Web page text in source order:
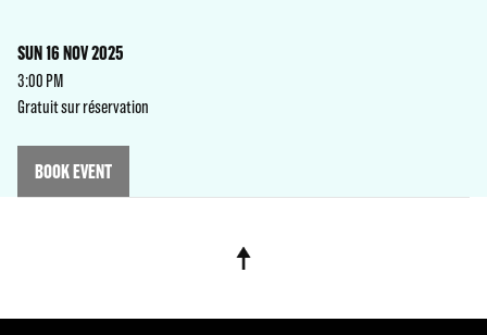
SUN 16 NOV 2025
3:00 PM
Gratuit sur réservation
BOOK EVENT